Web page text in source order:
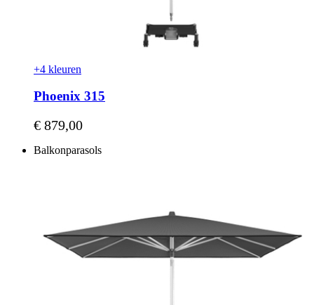
+4 kleuren
Phoenix 315
Vanaf
€ 879,00
Balkonparasols